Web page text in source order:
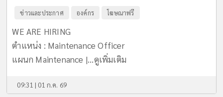
ข่าวและประกาศ องค์กร โฆษณาฟรี
WE ARE HIRING
ตำแหน่ง : Maintenance Officer
แผนก Maintenance |...ดูเพิ่มเติม
09:31 | 01 ก.ค. 69